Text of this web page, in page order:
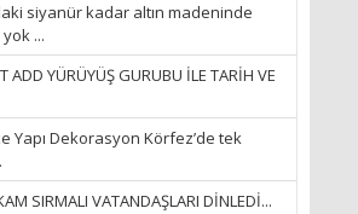
siyanür kadar altın madeninde
...
ADD YÜRÜYÜŞ GURUBU İLE TARİH VE
Yapı Dekorasyon Körfez’de tek
SIRMALI VATANDAŞLARI DİNLEDİ...